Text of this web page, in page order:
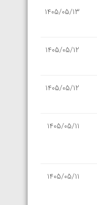
1405/05/13
1405/05/12
1405/05/12
1405/05/11
1405/05/11